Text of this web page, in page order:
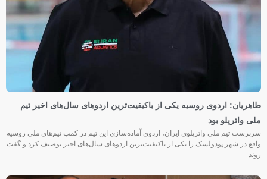
طاهریان: اردوی روسیه یکی از باکیفیت‌ترین اردوهای سال‌های اخیر تیم
ملی واترپلو بود
سرپرست تیم ملی واترپلوی ایران، اردوی آماده‌سازی این تیم در کمپ تیم‌های ملی روسیه
واقع در شهر پودولسک را یکی از باکیفیت‌ترین اردوهای سال‌های اخیر توصیف کرد و گفت
روند